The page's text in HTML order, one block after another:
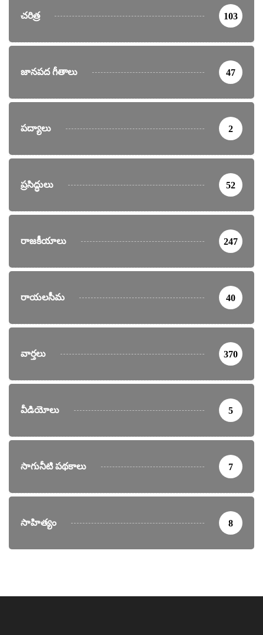
చరిత్ర 103
జానపద గీతాలు 47
పద్యాలు 2
ప్రసిద్ధులు 52
రాజకీయాలు 247
రాయలసీమ 40
వార్తలు 370
వీడియోలు 5
సాగునీటి పథకాలు 7
సాహిత్యం 8